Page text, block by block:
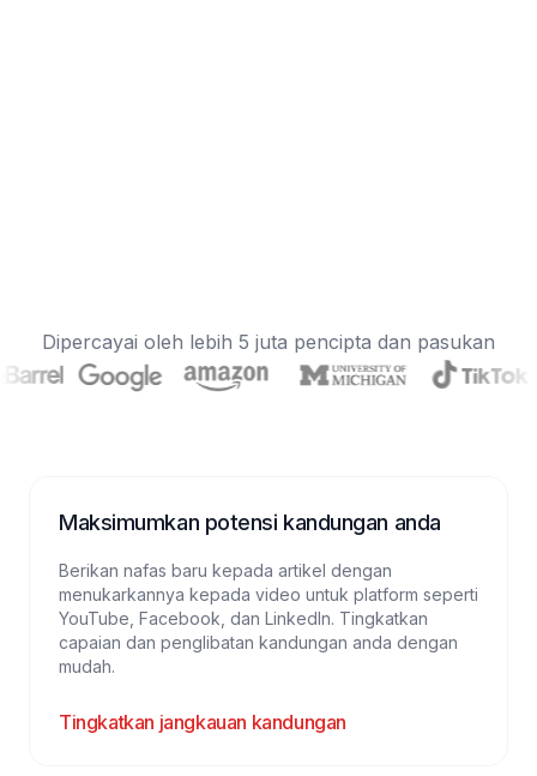
Dipercayai oleh lebih 5 juta pencipta dan pasukan
Maksimumkan potensi kandungan anda
Berikan nafas baru kepada artikel dengan
menukarkannya kepada video untuk platform seperti
YouTube, Facebook, dan LinkedIn. Tingkatkan
capaian dan penglibatan kandungan anda dengan
mudah.
Tingkatkan jangkauan kandungan